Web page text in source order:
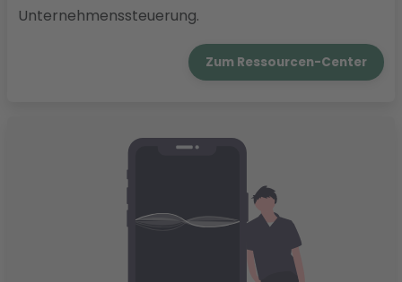
Unternehmenssteuerung.
Zum Ressourcen-Center